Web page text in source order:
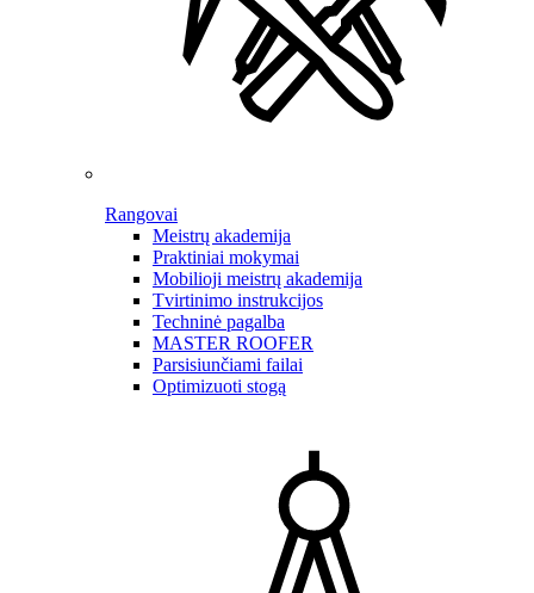
Rangovai
Meistrų akademija
Praktiniai mokymai
Mobilioji meistrų akademija
Tvirtinimo instrukcijos
Techninė pagalba
MASTER ROOFER
Parsisiunčiami failai
Optimizuoti stogą